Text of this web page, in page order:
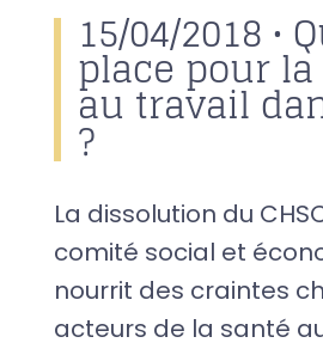
15/04/2018 •
place pour
au travail
?
La dissolution du
comité social et
nourrit des craintes
acteurs de la santé